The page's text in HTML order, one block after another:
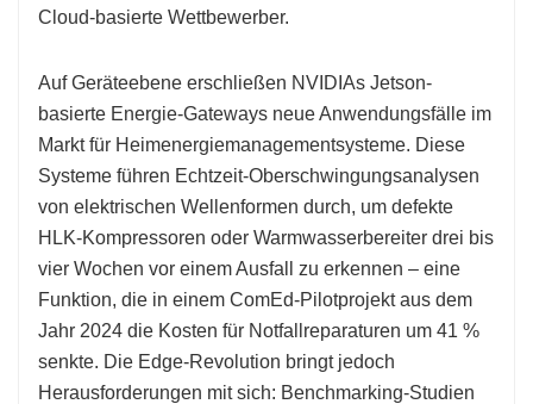
Cloud-basierte Wettbewerber.
Auf Geräteebene erschließen NVIDIAs Jetson-
basierte Energie-Gateways neue Anwendungsfälle im
Markt für Heimenergiemanagementsysteme. Diese
Systeme führen Echtzeit-Oberschwingungsanalysen
von elektrischen Wellenformen durch, um defekte
HLK-Kompressoren oder Warmwasserbereiter drei bis
vier Wochen vor einem Ausfall zu erkennen – eine
Funktion, die in einem ComEd-Pilotprojekt aus dem
Jahr 2024 die Kosten für Notfallreparaturen um 41 %
senkte. Die Edge-Revolution bringt jedoch
Herausforderungen mit sich: Benchmarking-Studien